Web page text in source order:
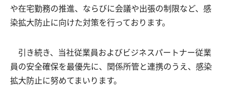
や在宅勤務の推進、ならびに会議や出張の制限など、感
染拡大防止に向けた対策を行っております。
引き続き、当社従業員およびビジネスパートナー従業
員の安全確保を最優先に、関係所管と連携のうえ、感染
拡大防止に努めてまいります。